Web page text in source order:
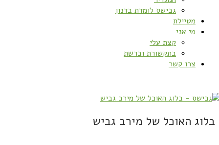
גבישס לומדת בדנון
מטיילת
מי אני
קצת עלי
בתקשורת וברשת
צרו קשר
בלוג האוכל של מירב גביש